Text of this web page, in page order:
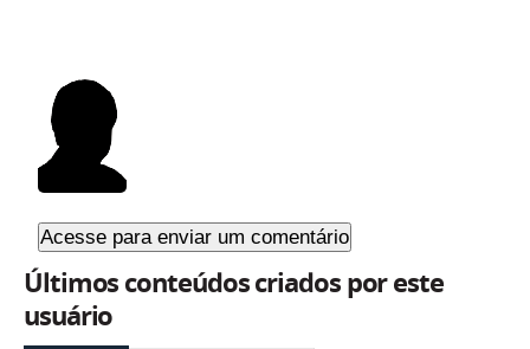
Últimos conteúdos criados por este
usuário